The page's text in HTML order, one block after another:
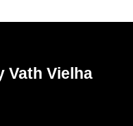
Vath Vielha